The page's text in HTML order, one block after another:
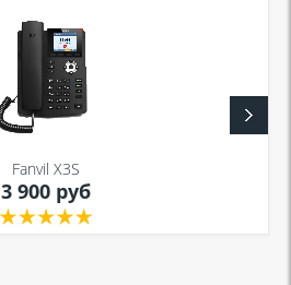
Fanvil X3S
3 900 руб